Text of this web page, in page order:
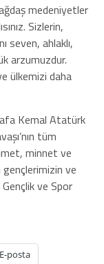
medeniyetler
Sizlerin,
seven, ahlaklı,
arzumuzdur.
ülkemizi daha
Kemal Atatürk
tüm
minnet ve
ve
ve Spor
E-posta